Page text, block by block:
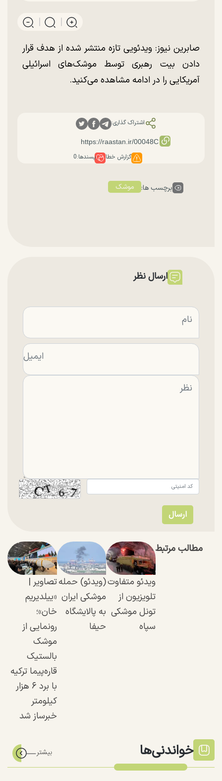
صابرین نیوز: ویدئویی تازه منتشر شده از هدف قرار
دادن بیت رهبری توسط موشک‌های اسرائیلی
آمریکایی را در ادامه مشاهده می‌کنید.
اشتراک گذاری:
گزارش خطا پسندها:0
برچسب ها: موشک
ارسال نظر
مطالب مرتبط
ویدئو متفاوت
تلویزیون از
تونل موشکی
سپاه
(ویدئو) حمله
موشکی ایران
به پالایشگاه
حیفا
تصاویر |
«ییلدیریم
خان»؛
رونمایی از
موشک
بالستیک
قاره‌پیما ترکیه
با برد ۶ هزار
کیلومتر
خبرساز شد
خواندنی‌ها